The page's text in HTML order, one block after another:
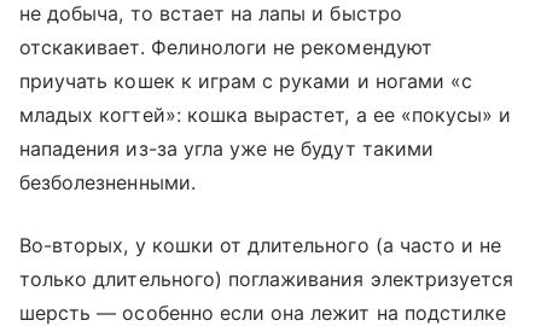
не добыча, то встает на лапы и быстро
отскакивает. Фелинологи не рекомендуют
приучать кошек к играм с руками и ногами «с
младых когтей»: кошка вырастет, а ее «покусы» и
нападения из-за угла уже не будут такими
безболезненными.
Во-вторых, у кошки от длительного (а часто и не
только длительного) поглаживания электризуется
шерсть — особенно если она лежит на подстилке